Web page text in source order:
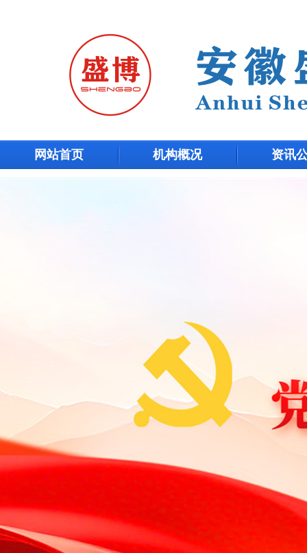
网站首页 机构概况 资讯